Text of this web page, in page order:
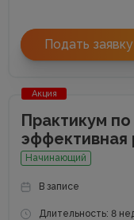
Подать заявку
Акция
Практикум
эффективная
Начинающий
В записе
Длительность: 8